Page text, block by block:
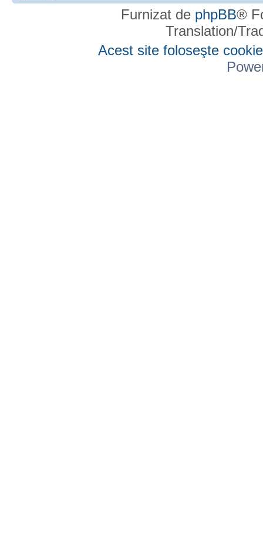
Furnizat de phpBB®
Translation/
Acest site foloseşte